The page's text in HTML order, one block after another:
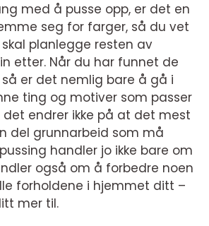
med å pusse opp, er det en
seg for farger, så du vet
planlegge resten av
etter. Når du har funnet de
er det nemlig bare å gå i
ting og motiver som passer
det endrer ikke på at det mest
del grunnarbeid som må
handler jo ikke bare om
også om å forbedre noen
forholdene i hjemmet ditt –
mer til.